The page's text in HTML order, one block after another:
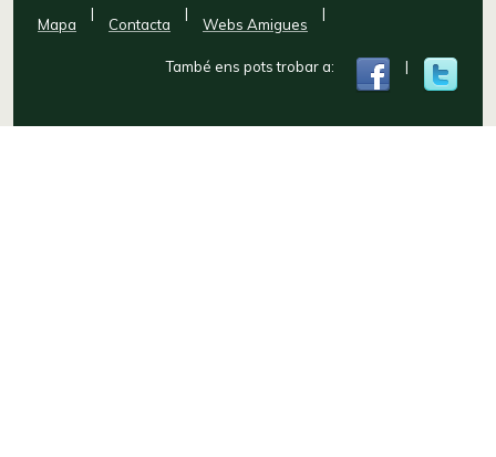
Mapa
|
Contacta
|
Webs Amigues
|
També ens pots trobar a: |